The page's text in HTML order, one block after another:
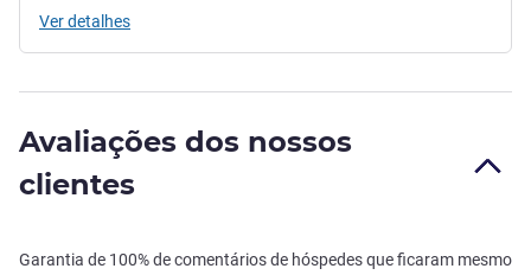
Ver detalhes
Avaliações dos nossos
clientes
Garantia de 100% de comentários de hóspedes que ficaram mesmo